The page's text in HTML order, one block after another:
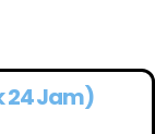
24 Jam)